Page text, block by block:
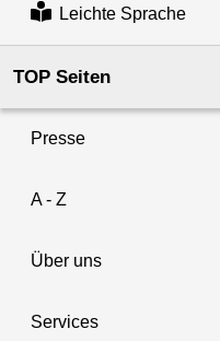
Leichte Sprache
TOP Seiten
Presse
A - Z
Über uns
Services